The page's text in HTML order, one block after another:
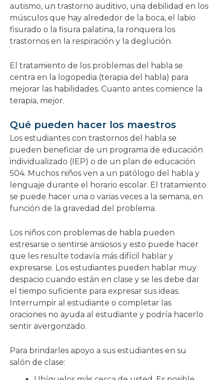
autismo, un trastorno auditivo, una debilidad en los
músculos que hay alrededor de la boca, el labio
fisurado o la fisura palatina, la ronquera los
trastornos en la respiración y la deglución.
El tratamiento de los problemas del habla se
centra en la logopedia (terapia del habla) para
mejorar las habilidades. Cuanto antes comience la
terapia, mejor.
Qué pueden hacer los maestros
Los estudiantes con trastornos del habla se
pueden beneficiar de un programa de educación
individualizado (IEP) o de un plan de educación
504. Muchos niños ven a un patólogo del habla y
lenguaje durante el horario escolar. El tratamiento
se puede hacer una o varias veces a la semana, en
función de la gravedad del problema.
Los niños con problemas de habla pueden
estresarse o sentirse ansiosos y esto puede hacer
que les resulte todavía más difícil hablar y
expresarse. Los estudiantes pueden hablar muy
despacio cuando están en clase y se les debe dar
el tiempo suficiente para expresar sus ideas.
Interrumpir al estudiante o completar las
oraciones no ayuda al estudiante y podría hacerlo
sentir avergonzado.
Para brindarles apoyo a sus estudiantes en su
salón de clase: